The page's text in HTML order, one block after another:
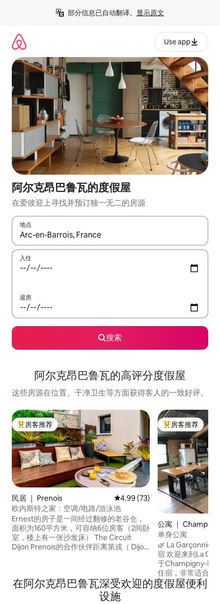
部分信息已自动翻译。 显示原文
Use app
阿尔克昂巴鲁瓦的度假屋
在爱彼迎上寻找并预订独一无二的房源
地点
如有搜索结果，请使用上下方向键查看，或通过点击或滑动手势
入住
退房
搜索
阿尔克昂巴鲁瓦的高评分度假屋
这些房源在位置、干净卫生等方面获得客人的一致好评。
热门「房客推荐」
房客推荐
民居 ｜ Prenois 平均评分 4.99 分（满分 5 分）
4.99 (73)
欧内斯特之家：空调/电路/游泳池
Ernest的房子是一间经过翻修的老谷仓，
面积为160平方米，可容纳6位房客（2间卧
室，楼上有一张沙发床） The Circuit
Dijon Prenois的合作伙伴距离第戎（ Dijon
等着您 您的车将停在带安全大门的私人庭
热门「房客推荐」
房客推荐
公寓 ｜
res
单身公寓
🌿 La
宿 欢迎来到La Garçonnière，这是一处位
于Champigny-
住宿，非常适合情
住或商务差旅。 这里的一切都旨在为您提
供一个安静、舒适
在阿尔克昂巴鲁瓦深受欢迎的度假屋便利
设施